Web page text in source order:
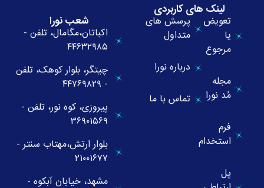
لینک های کاربردی
تعویض
یا
مرجوع
مجله
مُد نورا
فرم
استخدام
پل
پرسش های
متداول
درباره نورا
تماس با ما
شعب نورا
اکباتان،مگامال، تلفن -
۴۴۶۳۲۹۸۵
چیتگر، بلوار کوهک، تلفن
- ۴۴۷۶۹۸۲۹
پیروزی، کوه نور، تلفن -
۳۶۹۰۱۵۶۹
بلوار ارتش،مهتاب سنتر -
۲۱۰۰۱۶۷۷
مشهد، خیابان آبکوه -